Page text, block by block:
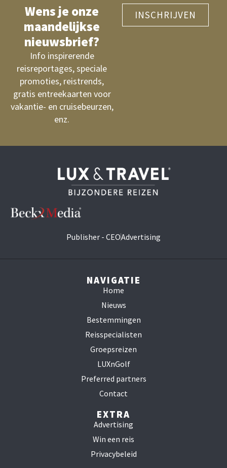
Wens je onze
maandelijkse
nieuwsbrief?
Info inspirerende
reisreportages, speciale
promoties, reistrends,
gratis entreekaarten voor
vakantie- en cruisebeurzen,
enz.
INSCHRIJVEN
Publisher - CEOAdvertising
NAVIGATIE
Home
Nieuws
Bestemmingen
Reisspecialisten
Groepsreizen
LUXnGolf
Preferred partners
Contact
EXTRA
Advertising
Win een reis
Privacybeleid